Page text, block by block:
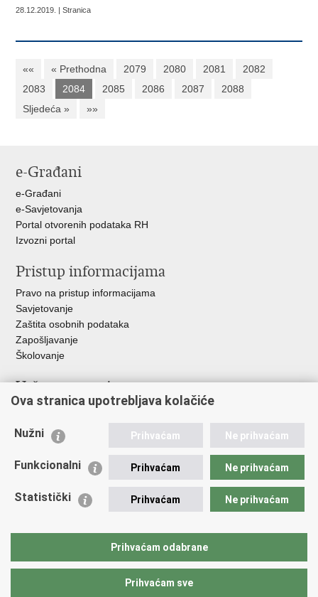
28.12.2019. | Stranica
«« « Prethodna 2079 2080 2081
2082
2083
2084 2085 2086 2087
2088
Sljedeća »
»»
e-Građani
e-Građani
e-Savjetovanja
Portal otvorenih podataka RH
Izvozni portal
Pristup informacijama
Pravo na pristup informacijama
Savjetovanje
Zaštita osobnih podataka
Zapošljavanje
Školovanje
Važne poveznice
Ministarstvo unutarnjih poslova
Udruge
Policijska akademija
Zaklada policijske solidarnosti
Vučetić"
Ova stranica upotrebljava kolačiće
Nužni Prihvaćam Ne prihvaćam
Funkcionalni Prihvaćam Ne prihvaćam
Statistički Prihvaćam Ne prihvaćam
Prihvaćam odabrane
Prihvaćam sve